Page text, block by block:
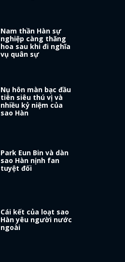
Nam thần Hàn sự
nghiệp càng thăng
hoa sau khi đi nghĩa
vụ quân sự
Nụ hôn màn bạc đầu
tiên siêu thú vị và
nhiều kỷ niệm của
sao Hàn
Park Eun Bin và dàn
sao Hàn nịnh fan
tuyệt đối
Cái kết của loạt sao
Hàn yêu người nước
ngoài